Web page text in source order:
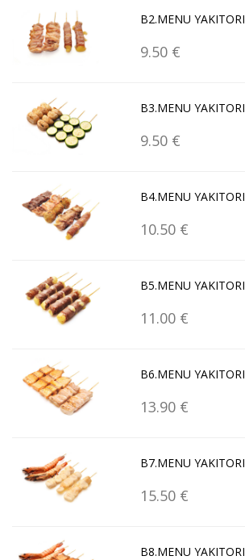
B2.MENU YAKITORI
9.50 €
B3.MENU YAKITORI
9.50 €
B4.MENU YAKITORI
10.50 €
B5.MENU YAKITORI
11.00 €
B6.MENU YAKITORI
13.90 €
B7.MENU YAKITORI
15.50 €
B8.MENU YAKITORI